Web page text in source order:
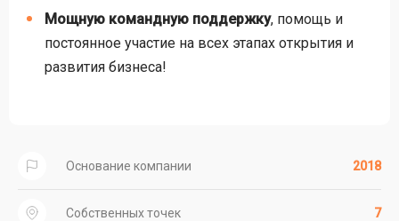
Мощную командную поддержку, помощь и
постоянное участие на всех этапах открытия и
развития бизнеса!
Основание компании 2018
Собственных точек 7